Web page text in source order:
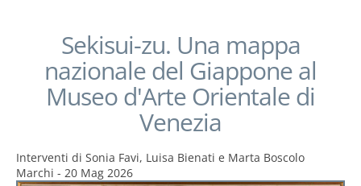
Sekisui-zu. Una mappa
nazionale del Giappone al
Museo d'Arte Orientale di
Venezia
Interventi di Sonia Favi, Luisa Bienati e Marta Boscolo
Marchi - 20 Mag 2026